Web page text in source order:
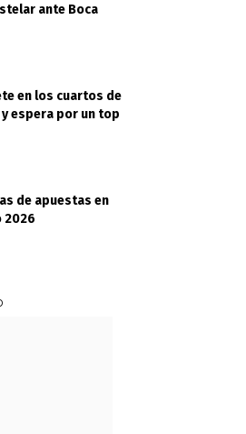
ante Boca
en los cuartos de
espera por un top
de apuestas en
2026